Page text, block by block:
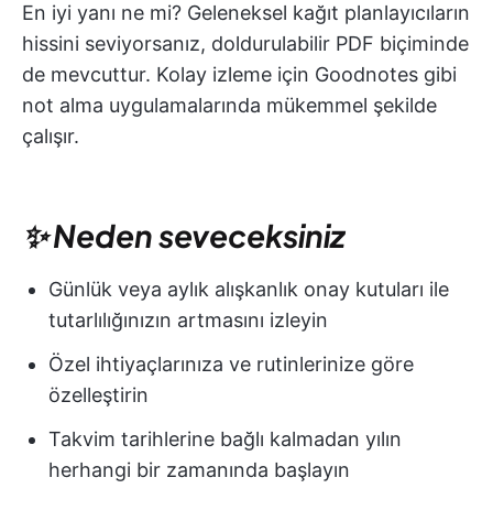
En iyi yanı ne mi? Geleneksel kağıt planlayıcıların
hissini seviyorsanız, doldurulabilir PDF biçiminde
de mevcuttur. Kolay izleme için Goodnotes gibi
not alma uygulamalarında mükemmel şekilde
çalışır.
✨ Neden seveceksiniz
Günlük veya aylık alışkanlık onay kutuları ile
tutarlılığınızın artmasını izleyin
Özel ihtiyaçlarınıza ve rutinlerinize göre
özelleştirin
Takvim tarihlerine bağlı kalmadan yılın
herhangi bir zamanında başlayın